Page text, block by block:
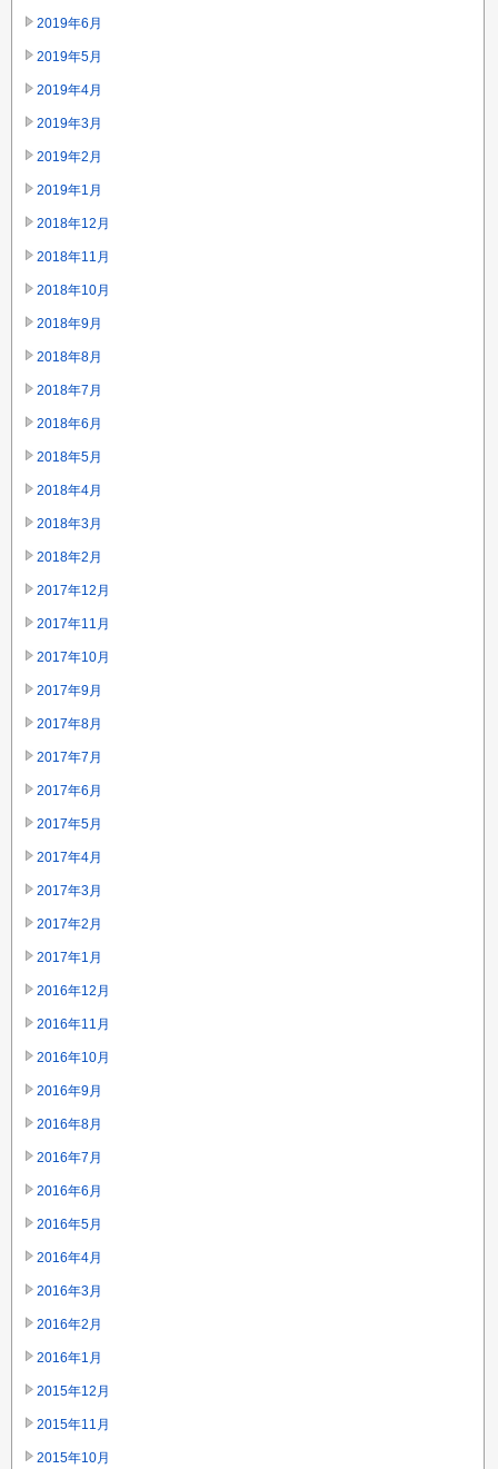
2019年6月
2019年5月
2019年4月
2019年3月
2019年2月
2019年1月
2018年12月
2018年11月
2018年10月
2018年9月
2018年8月
2018年7月
2018年6月
2018年5月
2018年4月
2018年3月
2018年2月
2017年12月
2017年11月
2017年10月
2017年9月
2017年8月
2017年7月
2017年6月
2017年5月
2017年4月
2017年3月
2017年2月
2017年1月
2016年12月
2016年11月
2016年10月
2016年9月
2016年8月
2016年7月
2016年6月
2016年5月
2016年4月
2016年3月
2016年2月
2016年1月
2015年12月
2015年11月
2015年10月